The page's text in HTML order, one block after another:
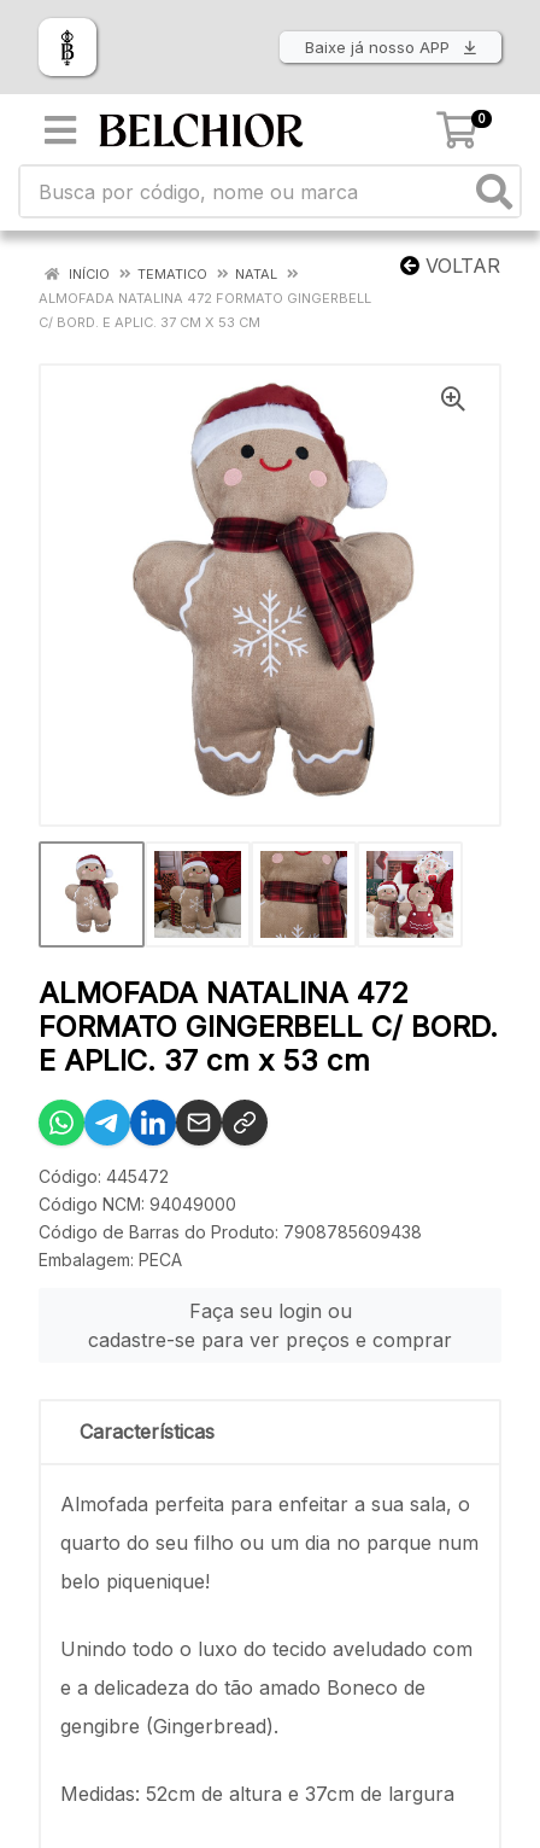
Baixe já nosso APP
0
VOLTAR
INÍCIO TEMATICO
NATAL
ALMOFADA NATALINA 472 FORMATO GINGERBELL
C/ BORD. E APLIC. 37 CM X 53 CM
ALMOFADA NATALINA 472
FORMATO GINGERBELL C/ BORD.
E APLIC. 37 cm x 53 cm
Código: 445472
Código NCM: 94049000
Código de Barras do Produto: 7908785609438
Embalagem: PECA
Faça seu login ou
cadastre-se para ver preços e comprar
Características
Almofada perfeita para enfeitar a sua sala, o
quarto do seu filho ou um dia no parque num
belo piquenique!
Unindo todo o luxo do tecido aveludado com
e a delicadeza do tão amado Boneco de
gengibre (Gingerbread).
Medidas: 52cm de altura e 37cm de largura